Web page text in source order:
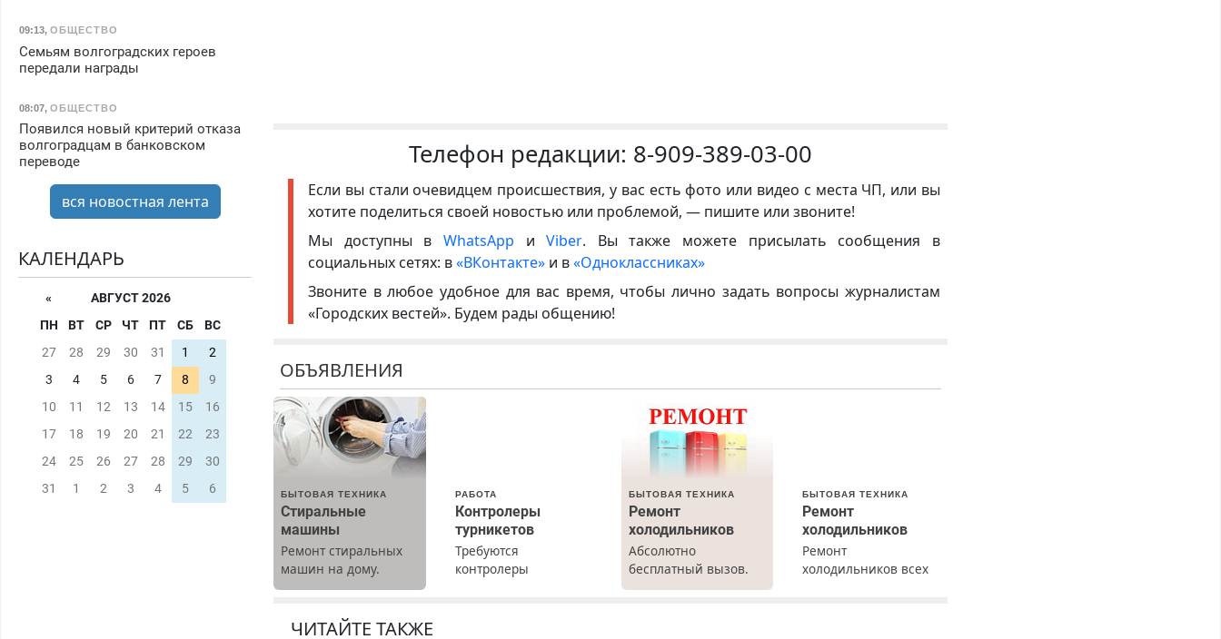
Телефон редакции: 8-909-389-03-00
Если вы стали очевидцем происшествия, у вас есть фото или видео с места ЧП, или вы
хотите поделиться своей новостью или проблемой, — пишите или звоните!
Мы доступны в WhatsApp иViber. Вы также можете присылать сообщения в
социальных сетях: в«ВКонтакте» и в«Одноклассниках»
Звоните в любое удобное для вас время, чтобы лично задать вопросы журналистам
«Городских вестей». Будем рады общению!
ОБЪЯВЛЕНИЯ
БЫТОВАЯ ТЕХНИКА
Стиральные
машины
Ремонт стиральных
машин на дому.
Выезд и диагностика
Предусмотрены
РАБОТА
Контролеры
турникетов
Требуются
контролеры
БЫТОВАЯ ТЕХНИКА
Ремонт
холодильников
Абсолютно
бесплатный вызов.
Ремонт
БЫТОВАЯ ТЕХНИКА
Ремонт
холодильников
Ремонт
холодильников всех
ЧИТАЙТЕ ТАКЖЕ
09:13, ОБЩЕСТВО
Семьям волгоградских героев
передали награды
08:07, ОБЩЕСТВО
Появился новый критерий отказа
волгоградцам в банковском
переводе
вся новостная лента
КАЛЕНДАРЬ
«
АВГУСТ 2026
ПН
ВТ СР ЧТ ПТ СБ
ВС
27
28 29 30 31 1
2
3
4 5 6 7 8
9
10
11 12 13 14 15
16
17
18 19 20 21 22
23
24
25 26 27 28 29
30
31
1 2 3 4 5 6